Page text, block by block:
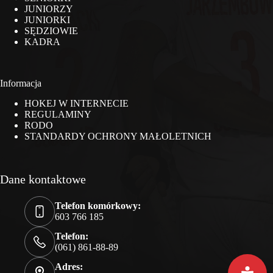
JUNIORZY
JUNIORKI
SĘDZIOWIE
KADRA
Informacja
HOKEJ W INTERNECIE
REGULAMINY
RODO
STANDARDY OCHRONY MAŁOLETNICH
Dane kontaktowe
Telefon komórkowy:
603 766 185
Telefon:
(061) 861-88-89
Adres: